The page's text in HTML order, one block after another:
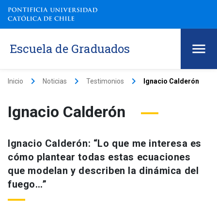
Escuela de Graduados
Inicio keyboard_arrow_right Noticias keyboard_arrow_right Testimonios keyboard_arrow_right Ignacio Calderón
Ignacio Calderón
Ignacio Calderón: “Lo que me interesa es
cómo plantear todas estas ecuaciones
que modelan y describen la dinámica del
fuego…”